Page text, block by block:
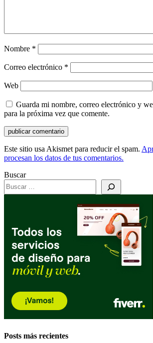
Nombre *
Correo electrónico *
Web
Guarda mi nombre, correo electrónico y
para la próxima vez que comente.
Este sitio usa Akismet para reducir el spam.
procesan los datos de tus comentarios.
Buscar
Posts más recientes